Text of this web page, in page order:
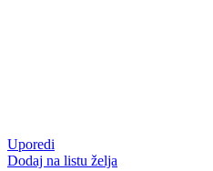
Uporedi
Dodaj na listu želja